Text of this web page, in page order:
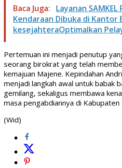
Baca Juga:
Layanan
Kendaraan Dibuka di Kantor
kesejahteraOptimalkan
Pertemuan ini menjadi penutup
seorang birokrat yang telah
kemajuan Majene. Kepindahan
menjadi langkah awal untuk babak
gemilang, sekaligus membawa
masa pengabdiannya di
(Wid)